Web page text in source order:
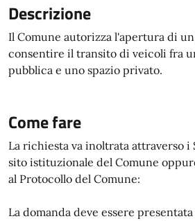
Descrizione
Il Comune autorizza l'apertura di
consentire il transito di veicoli fra
pubblica e uno spazio privato.
Come fare
La richiesta va inoltrata attraverso i
sito istituzionale del Comune
al Protocollo del Comune:
La domanda deve essere